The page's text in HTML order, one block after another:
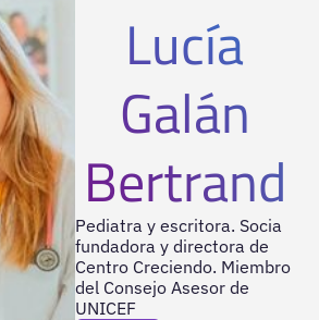
Lucía
Galán
Bertrand
Pediatra y escritora. Socia
fundadora y directora de
Centro Creciendo. Miembro
del Consejo Asesor de
UNICEF